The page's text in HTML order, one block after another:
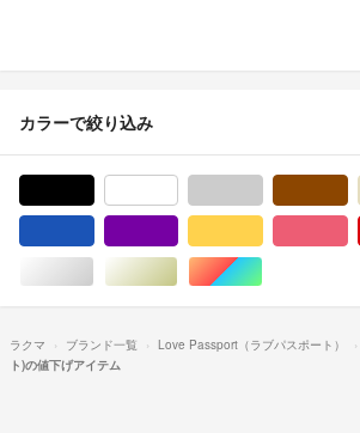
カラーで絞り込み
シルバー/銀色系ゴールド/金色系マルチカラー
ラクマ ブランド一覧 Love Passport（ラブパスポート）
ト)の値下げアイテム